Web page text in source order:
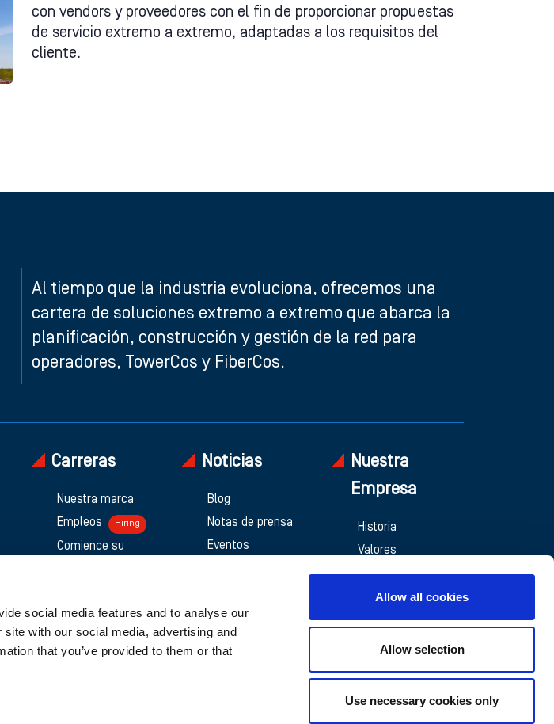
social media features and to analyse our
with our social media, advertising and
that you’ve provided to them or that
Allow all cookies
Allow selection
Use necessary cookies only
con vendors y proveedores con el fin de proporcionar propuestas
de servicio extremo a extremo, adaptadas a los requisitos del
cliente.
Al tiempo que la industria evoluciona, ofrecemos una
cartera de soluciones extremo a extremo que abarca la
planificación, construcción y gestión de la red para
operadores, TowerCos y FiberCos.
Carreras
Nuestra marca
Empleos Hiring
Comience su
Noticias
Blog
Notas de prensa
Eventos
Nuestra
Empresa
Historia
Valores
Presencia
Contáctenos